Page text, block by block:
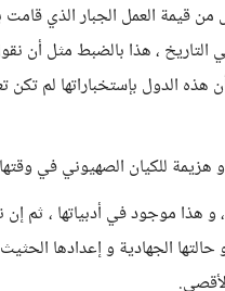
قيمة العمل الجبار الذي قامت
، هذا بالضبط مثل أن
هذه الدول بإستخباراتها لم
للكيان الصهيوني في
و هذا موجود في أدبياتها ، ثم
الجهادية و إعدادها الحثيث